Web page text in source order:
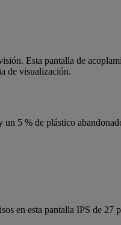
Esta pantalla de
de visualización.
5 % de plástico
en esta pantalla IPS de 27